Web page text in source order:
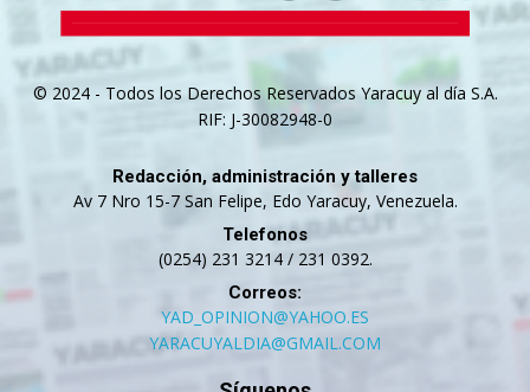
© 2024 - Todos los Derechos Reservados Yaracuy al día S.A.
RIF: J-30082948-0
Redacción, administración y talleres
Av 7 Nro 15-7 San Felipe, Edo Yaracuy, Venezuela.
Telefonos
(0254) 231 3214 / 231 0392.
Correos:
YAD_OPINION@YAHOO.ES
YARACUYALDIA@GMAIL.COM